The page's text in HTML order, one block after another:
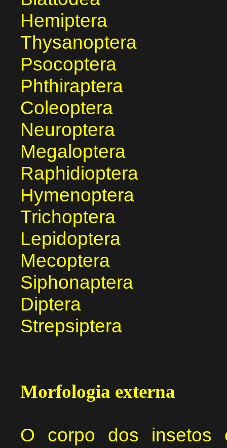
Hemiptera
Thysanoptera
Psocoptera
Phthiraptera
Coleoptera
Neuroptera
Megaloptera
Raphidioptera
Hymenoptera
Trichoptera
Lepidoptera
Mecoptera
Siphonaptera
Diptera
Strepsiptera
Morfologia externa
O corpo dos insetos